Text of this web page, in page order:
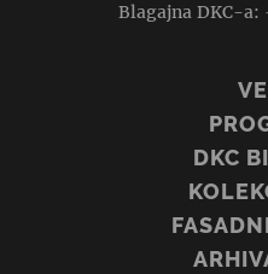
Blagajna DKC-a:
DKC